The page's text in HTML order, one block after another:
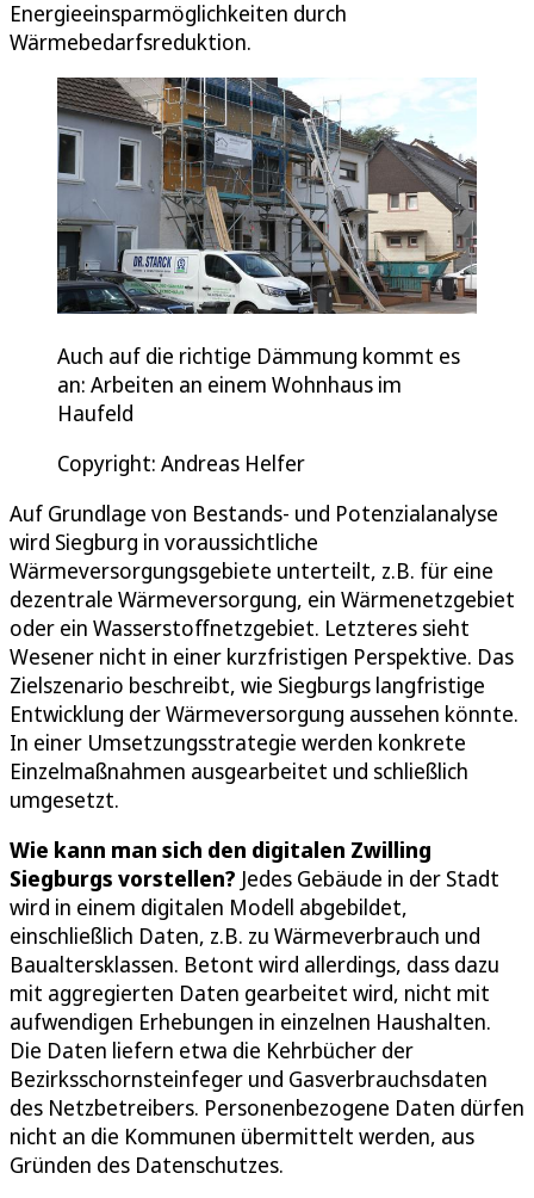
Energieeinsparmöglichkeiten durch
Wärmebedarfsreduktion.
Auch auf die richtige Dämmung kommt es
an: Arbeiten an einem Wohnhaus im
Haufeld
Copyright: Andreas Helfer
Auf Grundlage von Bestands- und Potenzialanalyse
wird Siegburg in voraussichtliche
Wärmeversorgungsgebiete unterteilt, z.B. für eine
dezentrale Wärmeversorgung, ein Wärmenetzgebiet
oder ein Wasserstoffnetzgebiet. Letzteres sieht
Wesener nicht in einer kurzfristigen Perspektive. Das
Zielszenario beschreibt, wie Siegburgs langfristige
Entwicklung der Wärmeversorgung aussehen könnte.
In einer Umsetzungsstrategie werden konkrete
Einzelmaßnahmen ausgearbeitet und schließlich
umgesetzt.
Wie kann man sich den digitalen Zwilling
Siegburgs vorstellen? Jedes Gebäude in der Stadt
wird in einem digitalen Modell abgebildet,
einschließlich Daten, z.B. zu Wärmeverbrauch und
Baualtersklassen. Betont wird allerdings, dass dazu
mit aggregierten Daten gearbeitet wird, nicht mit
aufwendigen Erhebungen in einzelnen Haushalten.
Die Daten liefern etwa die Kehrbücher der
Bezirksschornsteinfeger und Gasverbrauchsdaten
des Netzbetreibers. Personenbezogene Daten dürfen
nicht an die Kommunen übermittelt werden, aus
Gründen des Datenschutzes.